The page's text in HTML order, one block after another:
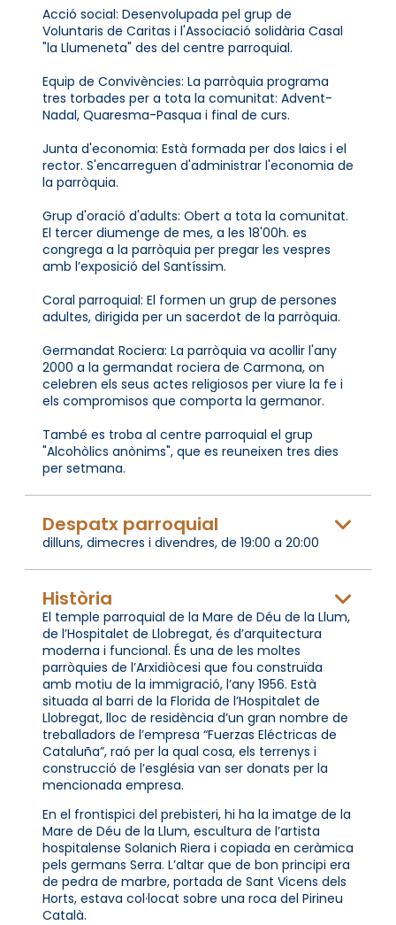
Acció social: Desenvolupada pel grup de
Voluntaris de Caritas i l'Associació solidària Casal
"la Llumeneta" des del centre parroquial.
Equip de Convivències: La parròquia programa
tres torbades per a tota la comunitat: Advent-
Nadal, Quaresma-Pasqua i final de curs.
Junta d'economia: Està formada per dos laics i el
rector. S'encarreguen d'administrar l'economia de
la parròquia.
Grup d'oració d'adults: Obert a tota la comunitat.
El tercer diumenge de mes, a les 18'00h. es
congrega a la parròquia per pregar les vespres
amb l’exposició del Santíssim.
Coral parroquial: El formen un grup de persones
adultes, dirigida per un sacerdot de la parròquia.
Germandat Rociera: La parròquia va acollir l'any
2000 a la germandat rociera de Carmona, on
celebren els seus actes religiosos per viure la fe i
els compromisos que comporta la germanor.
També es troba al centre parroquial el grup
"Alcohòlics anònims", que es reuneixen tres dies
per setmana.
Despatx parroquial
dilluns, dimecres i divendres, de 19:00 a 20:00
Història
El temple parroquial de la Mare de Déu de la Llum,
de l’Hospitalet de Llobregat, és d’arquitectura
moderna i funcional. És una de les moltes
parròquies de l’Arxidiòcesi que fou construïda
amb motiu de la immigració, l’any 1956. Està
situada al barri de la Florida de l’Hospitalet de
Llobregat, lloc de residència d’un gran nombre de
treballadors de l’empresa “Fuerzas Eléctricas de
Cataluña”, raó per la qual cosa, els terrenys i
construcció de l’església van ser donats per la
mencionada empresa.
En el frontispici del prebisteri, hi ha la imatge de la
Mare de Déu de la Llum, escultura de l’artista
hospitalense Solanich Riera i copiada en ceràmica
pels germans Serra. L’altar que de bon principi era
de pedra de marbre, portada de Sant Vicens dels
Horts, estava col·locat sobre una roca del Pirineu
Català.